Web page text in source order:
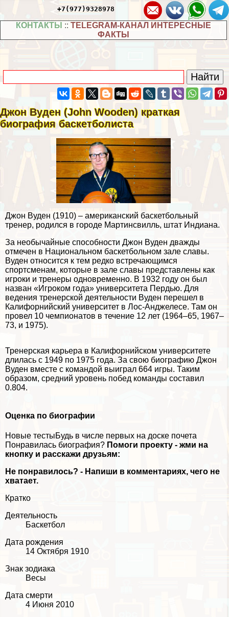
+7(977)9328978
КОНТАКТЫ :: TELEGRAM-КАНАЛ ИНТЕРЕСНЫЕ
ФАКТЫ
Джон Вуден (John Wooden) краткая
биография баскетболиста
Джон Вуден (1910) – американский баскетбольный
тренер, родился в городе Мартинсвилль, штат Индиана.
За необычайные способности Джон Вуден дважды
отмечен в Национальном баскетбольном зале славы.
Вуден относится к тем редко встречающимся
спортсменам, которые в зале славы представлены как
игроки и тренеры одновременно. В 1932 году он был
назван «Игроком года» университета Пердью. Для
ведения тренерской деятельности Вуден перешел в
Калифорнийский университет в Лос-Анджелесе. Там он
провел 10 чемпионатов в течение 12 лет (1964–65, 1967–
73, и 1975).
Тренерская карьера в Калифорнийском университете
длилась с 1949 по 1975 года. За свою биографию Джон
Вуден вместе с комaндой выиграл 664 игры. Таким
образом, средний уровень побед комaнды составил
0.804.
Оценка по биографии
Новые тестыБудь в числе первых на доске почета
Понравилась биография? Помоги проекту - жми на
кнопку и расскажи друзьям:
Не понравилось? - Напиши в комментариях, чего не
хватает.
Кратко
Деятельность
Баскетбол
Дата рождения
14 Октября 1910
Знак зодиака
Весы
Дата cмepти
4 Июня 2010